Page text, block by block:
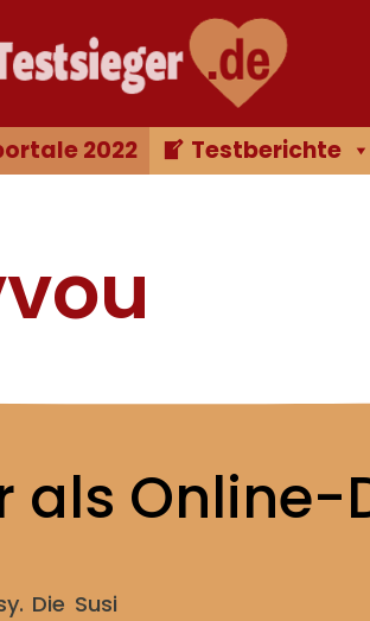
2022 Testberichte
als Online-
Die Susi